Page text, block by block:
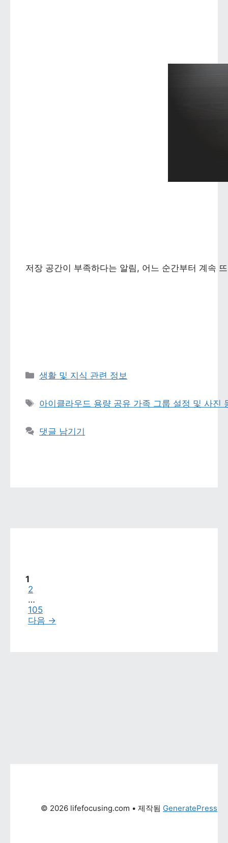
저장 공간이 부족하다는 알림, 어느 순간부터 계속
카테고리
생활 및 지식 관련 정보
태그
아이클라우드 용량 공유 가족 그룹 설정 및 사진
댓글 남기기
페이지
1
페이지
2
…
페이지
105
다음 →
© 2026 lifefocusing.com • 제작됨 GeneratePress